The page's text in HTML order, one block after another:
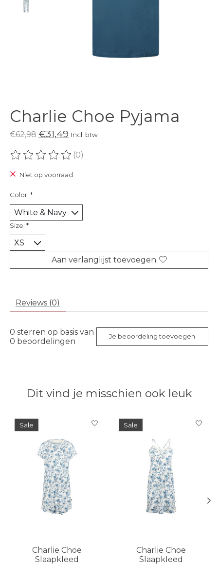
Charlie Choe Pyjama
€62,98 €31,49 Incl. btw
De beoordeling van dit product is
(0)
Niet op voorraad
Color: *
Size: *
Aan verlanglijst toevoegen
Reviews (0)
0 sterren op basis van
0 beoordelingen Je beoordeling toevoegen
Dit vind je misschien ook leuk
Items van productcarrousel
Sale
Charlie Choe
Slaapkleed
Sale
Charlie Choe
Slaapkleed